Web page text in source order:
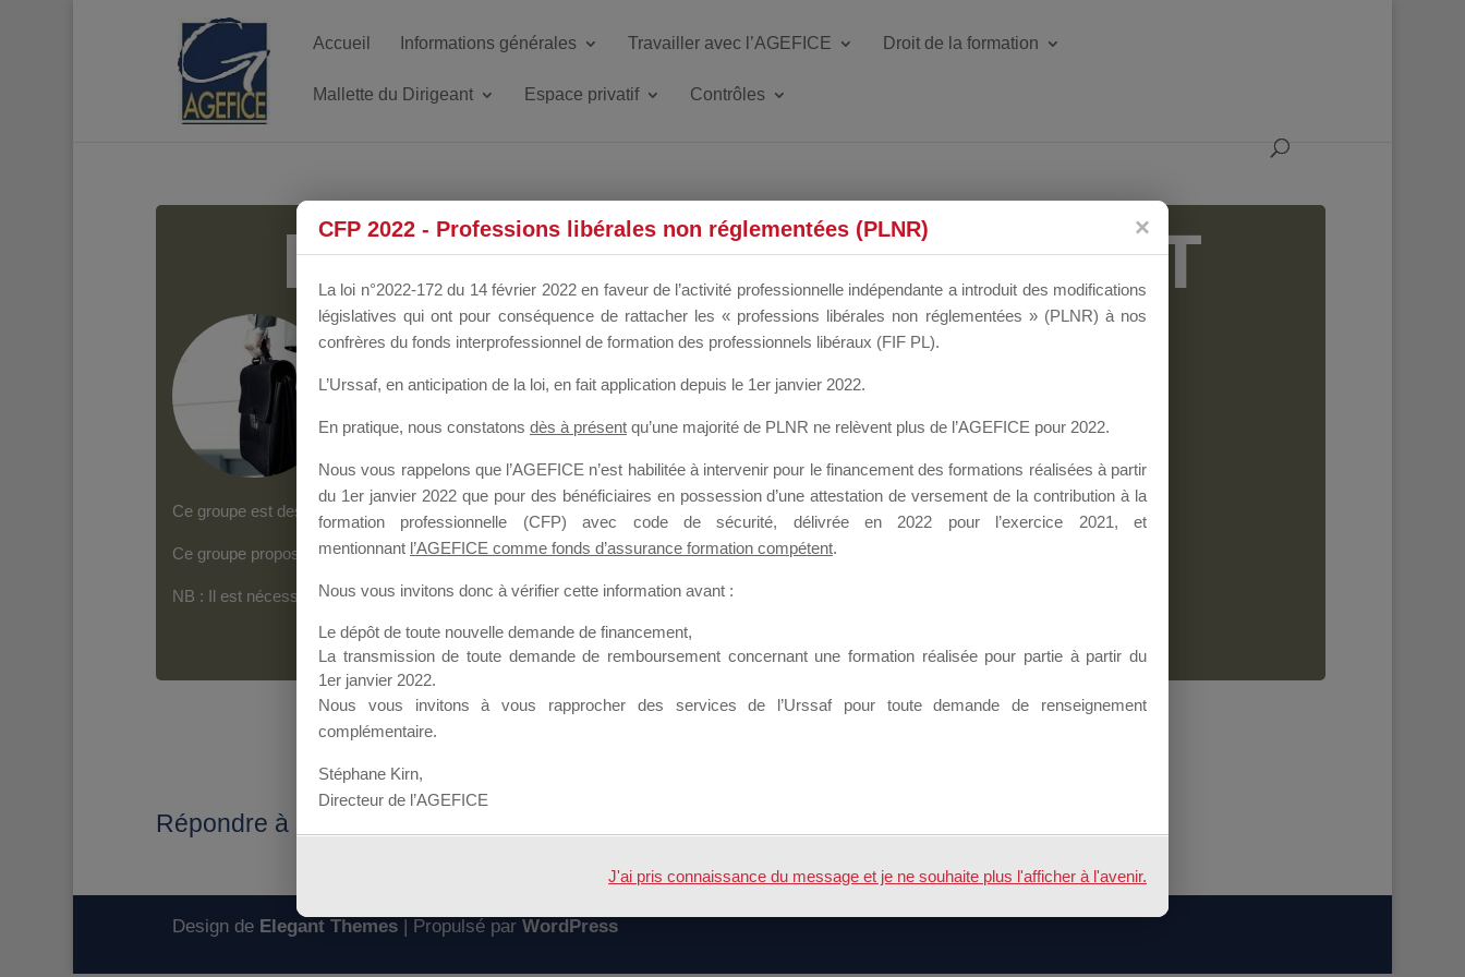
Accueil Informations générales Travailler avec l’AGEFICE Droit de la formation
Mallette du Dirigeant Espace privatif Contrôles
MALLETTE DU DIRIGEANT
Groupe Public il y a un mois
Ce groupe est destiné aux Organismes de Formation qui souhaitent répondre à l’Appel à Propositions Mallette du Dirigeant.
Ce groupe propose un forum dédié au support sur lequel il est possible de laisser un message ou poser une question.
NB : Il est nécessaire d’êtreinscrit(e)pour pouvoir rejoindre ce groupe
Répondre à : SAISIE DES SESSIONS
Design de Elegant Themes| Propulsé par WordPress
CFP 2022 - Professions libérales non réglementées (PLNR)
La loi n°2022-172 du 14 février 2022 en faveur de l’activité professionnelle indépendante a introduit des modifications
législatives qui ont pour conséquence de rattacher les « professions libérales non réglementées » (PLNR) à nos
confrères du fonds interprofessionnel de formation des professionnels libéraux (FIF PL).
L’Urssaf, en anticipation de la loi, en fait application depuis le 1er janvier 2022.
En pratique, nous constatons dès à présent qu’une majorité de PLNR ne relèvent plus de l’AGEFICE pour 2022.
Nous vous rappelons que l’AGEFICE n’est habilitée à intervenir pour le financement des formations réalisées à partir
du 1er janvier 2022 que pour des bénéficiaires en possession d’une attestation de versement de la contribution à la
formation professionnelle (CFP) avec code de sécurité, délivrée en 2022 pour l’exercice 2021, et
mentionnant l’AGEFICE comme fonds d’assurance formation compétent.
Nous vous invitons donc à vérifier cette information avant :
Le dépôt de toute nouvelle demande de financement,
La transmission de toute demande de remboursement concernant une formation réalisée pour partie à partir du
1er janvier 2022.
Nous vous invitons à vous rapprocher des services de l’Urssaf pour toute demande de renseignement
complémentaire.
Stéphane Kirn,
Directeur de l’AGEFICE
J'ai pris connaissance du message et je ne souhaite plus l'afficher à l'avenir.